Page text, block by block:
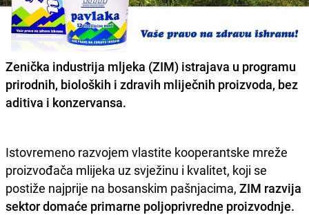
Zenička industrija mljeka (ZIM) istrajava u programu
prirodnih, bioloških i zdravih mliječnih proizvoda, bez
aditiva i konzervansa.
Istovremeno razvojem vlastite kooperantske mreže
proizvođača mlijeka uz svježinu i kvalitet, koji se
postiže najprije na bosanskim pašnjacima, ZIM razvija
sektor domaće primarne poljoprivredne proizvodnje.